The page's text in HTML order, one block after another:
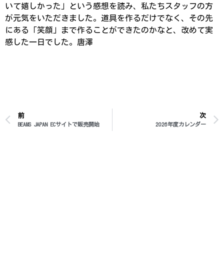
いて嬉しかった」という感想を読み、私たちスタッフの方
が元気をいただきました。道具を作るだけでなく、その先
にある「笑顔」まで作ることができたのかなと、改めて実
感した一日でした。唐澤
前
BEAMS JAPAN ECサイトで販売開始
次
2026年度カレンダー